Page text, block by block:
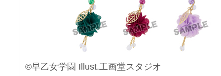
©早乙女学園 Illust.工画堂スタジオ